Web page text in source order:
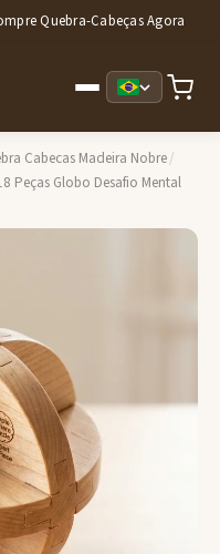
Quebra-Cabeças Agora
Cabecas Madeira Nobre/
Peças Globo Desafio Mental